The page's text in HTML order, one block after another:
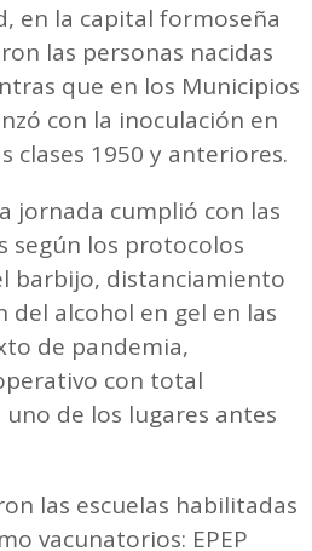
en la capital formoseña
las personas nacidas
que en los Municipios
con la inoculación en
clases 1950 y anteriores.
jornada cumplió con las
según los protocolos
barbijo, distanciamiento
del alcohol en gel en las
de pandemia,
con total
de los lugares antes
las escuelas habilitadas
vacunatorios: EPEP